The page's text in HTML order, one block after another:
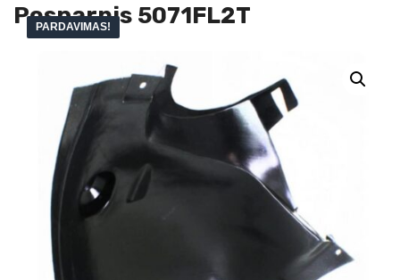
Posparnis 5071FL2T
PARDAVIMAS!